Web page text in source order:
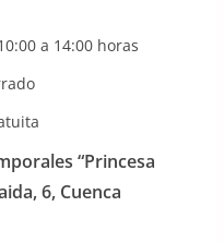
a 14:00 horas
“Princesa
6, Cuenca